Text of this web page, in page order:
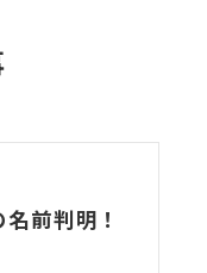
前判明！